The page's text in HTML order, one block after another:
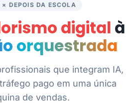
× DEPOIS DA ESCOLA
digital à
orquestrada
que integram IA,
pago em uma única
de vendas.